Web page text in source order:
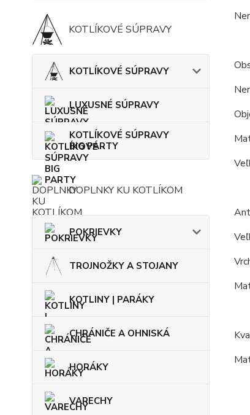
KOTLÍKOVÉ SÚPRAVY
KOTLÍKOVÉ SÚPRAVY
LUXUSNÉ SÚPRAVY
KOTLÍKOVÉ SÚPRAVY
BIG PARTY
DOPLNKY KU KOTLÍKOM
POKRIEVKY
TROJNOŽKY A STOJANY
KOTLINY | PARÁKY
CHRÁNIČE A OHNISKÁ
HORÁKY
VARECHY